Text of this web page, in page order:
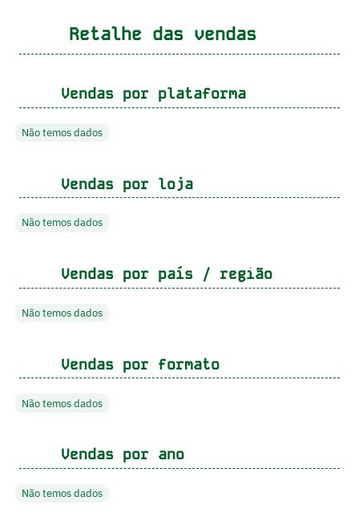
Retalhe das vendas
Vendas por plataforma
Não temos dados
Vendas por loja
Não temos dados
Vendas por país / região
Não temos dados
Vendas por formato
Não temos dados
Vendas por ano
Não temos dados